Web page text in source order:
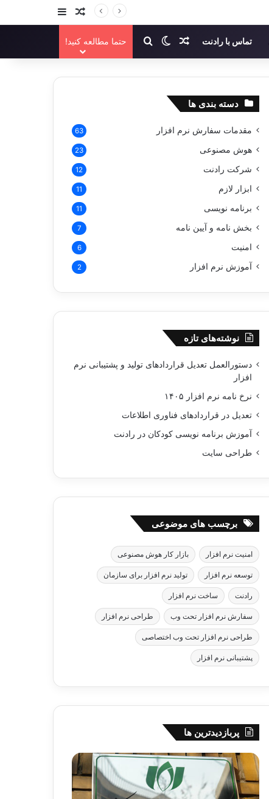
نوشته تصادفی
سایدبار
تماس با رادنت نوشته تصادفی
تغییر پوسته
جستجو برای
حتما مطالعه کنید!
دسته بندی ها
مقدمات سفارش نرم افزار 63
هوش مصنوعی 23
شرکت رادنت 12
ابزار لازم 11
برنامه نویسی 11
بخش نامه و آیین نامه 7
امنیت 6
آموزش نرم افزار 2
نوشته‌های تازه
دستورالعمل تعدیل قراردادهای تولید و پشتیبانی نرم‌
افزار
نرخ نامه نرم افزار ۱۴۰۵
تعدیل در قراردادهای فناوری اطلاعات
آموزش برنامه نویسی کودکان در رادنت
طراحی سایت
برچسب های موضوعی
امنیت نرم افزار بازار کار هوش مصنوعی
توسعه نرم افزار تولید نرم افزار برای سازمان
رادنت ساخت نرم افزار
سفارش نرم افزار تحت وب طراحی نرم افزار
طراحی نرم افزار تحت وب اختصاصی
پشتیبانی نرم افزار
پربازدیدترین ها